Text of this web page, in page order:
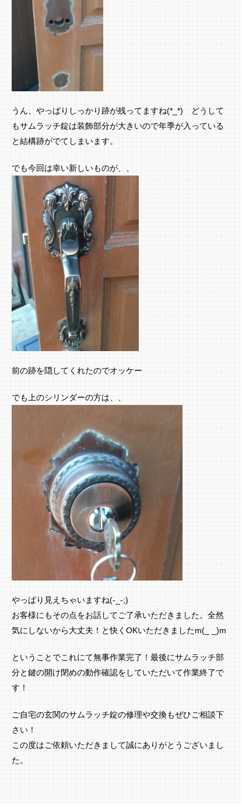
うん、やっぱりしっかり跡が残ってますね(*_*) どうして
もサムラッチ錠は装飾部分が大きいので年季が入っている
と結構跡がでてしまいます。
でも今回は幸い新しいものが、、
前の跡を隠してくれたのでオッケー
でも上のシリンダーの方は、、
やっぱり見えちゃいますね(-_-;)
お客様にもその点をお話してご了承いただきました。全然
気にしないから大丈夫！と快くOKいただきましたm(_ _)m
ということでこれにて無事作業完了！最後にサムラッチ部
分と鍵の開け閉めの動作確認をしていただいて作業終了で
す！
ご自宅の玄関のサムラッチ錠の修理や交換もぜひご相談下
さい！
この度はご依頼いただきまして誠にありがとうございまし
た。